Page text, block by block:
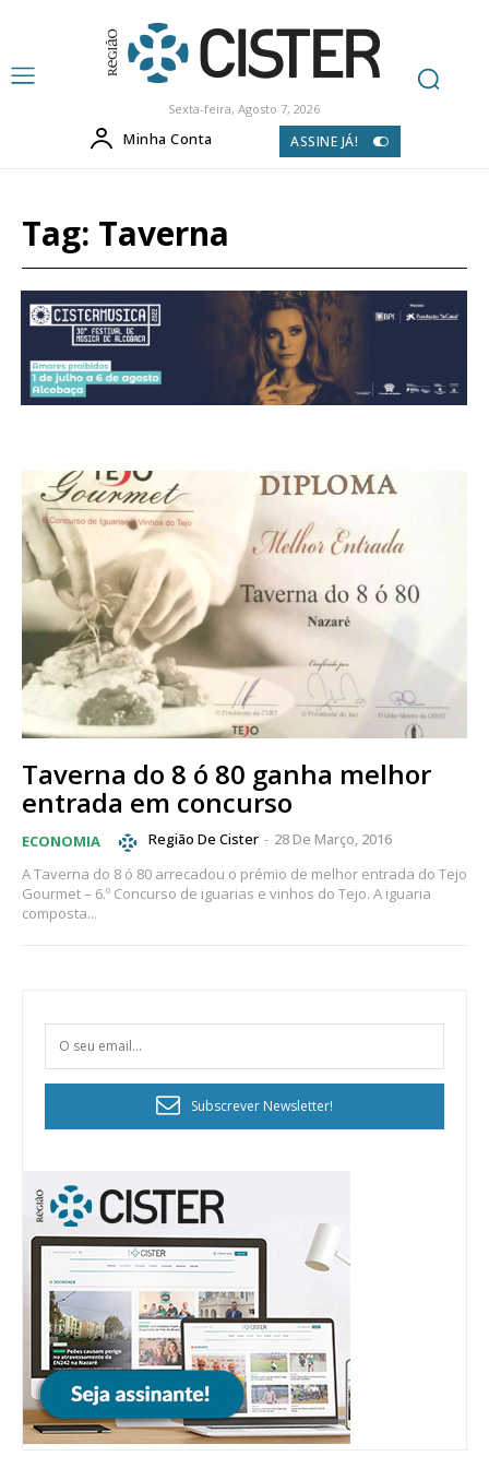
Sexta-feira, Agosto 7, 2026
Minha Conta ASSINE JÁ!
Tag: Taverna
Taverna do 8 ó 80 ganha melhor
entrada em concurso
ECONOMIA Região De Cister - 28 De Março, 2016
A Taverna do 8 ó 80 arrecadou o prémio de melhor entrada do Tejo
Gourmet – 6.º Concurso de iguarias e vinhos do Tejo. A iguaria
composta...
Subscrever Newsletter!